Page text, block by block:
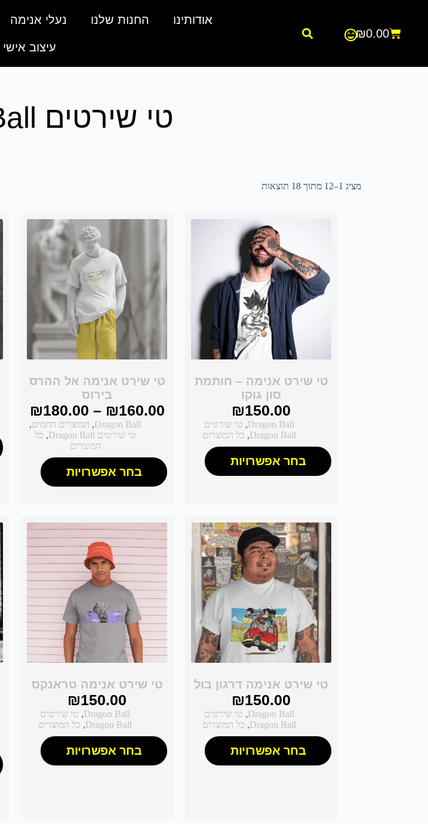
₪0.00
אודותינו החנות שלנו נעלי אנימה
עיצוב אישי
טי שירטים Dragon Ball
מציג 1–12 מתוך 18 תוצאות
טי שירט אנימה – חותמת
סון גוקו
₪150.00
Dragon Ball
, טי שירטים
Dragon Ball
, כל המוצרים
בחר אפשרויות
טי שירט אנימה אל ההרס
בירוס
₪160.00
–
₪180.00
Dragon Ball
, המוצרים החמים,
טי שירטים Dragon Ball
, כל
המוצרים
בחר אפשרויות
טי שירט אנימה דרגון בול
₪150.00
Dragon Ball
, טי שירטים
Dragon Ball
, כל המוצרים
בחר אפשרויות
טי שירט אנימה טראנקס
₪150.00
Dragon Ball
, טי שירטים
Dragon Ball
, כל המוצרים
בחר אפשרויות